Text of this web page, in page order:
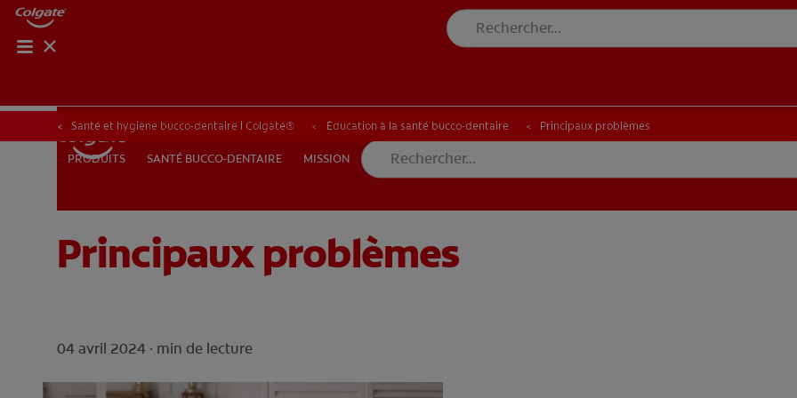
PRODUITS SANTÉ BUCCO-DENTAIRE
BE (FR)
PRODUITS SANTÉ BUCCO-DENTAIRE MISSION
BILAN DE SANTÉ BUCCO-DENTAIRE RECHERCHE DES SOLUTIONS IDÉALES
Santé et hygiène bucco-dentaire | Colgate® Éducation à la santé bucco-dentaire Principaux problèmes
Principaux problèmes
04 avril 2024 · min de lecture